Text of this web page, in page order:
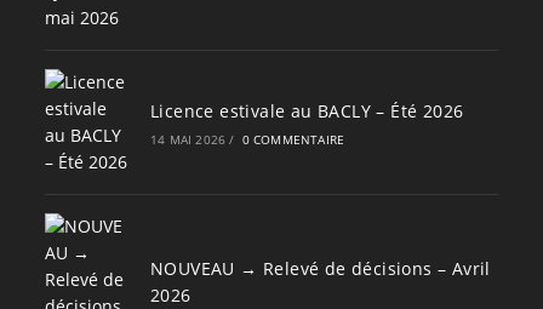
Licence estivale au BACLY – Été 2026
14 MAI 2026 / 0 COMMENTAIRE
NOUVEAU → Relevé de décisions – Avril
2026